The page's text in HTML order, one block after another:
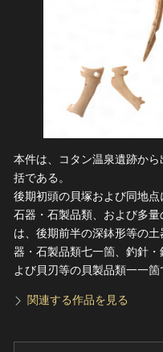
国指定文化財等データベース
本件は、コタン温泉遺跡か
括である。
後期初頭の貝塚および同地点
石器・石製品類、および多
は、後期前半の深鉢形等の
器・石製品類七一箇、釣針
よび貝刃等の貝製品類一一箇
関連する作品を見る